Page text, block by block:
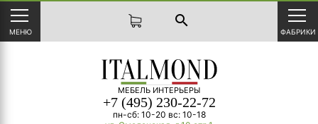
МЕНЮ
search
ФАБРИКИ
МЕБЕЛЬ ИНТЕРЬЕРЫ
+7 (495) 230-22-72
пн-сб: 10-20 вс: 10-18